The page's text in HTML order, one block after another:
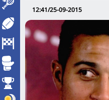
12:41/25-09-2015